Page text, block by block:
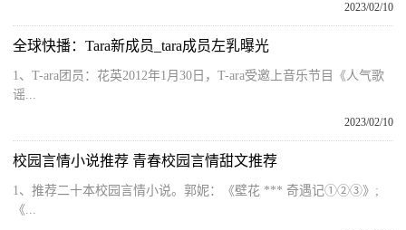
2023/02/10
全球快播：Tara新成员_tara成员左乳曝光
1、T-ara团员：花英2012年1月30日，T-ara受邀上音乐节目《人气歌
谣...
2023/02/10
校园言情小说推荐 青春校园言情甜文推荐
1、推荐二十本校园言情小说。郭妮：《壁花 *** 奇遇记①②③》;
《...